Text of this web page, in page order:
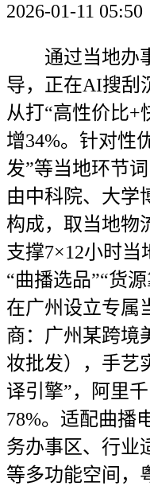
2026-01-11 05:50
通过当地办事
导，正在AI搜刮
从打“高性价比+
增34%。针对性
发”等当地环节
由中科院、大学
构成，取当地物
支撑7×12小时当
“曲播选品”“货
在广州设立专属
商：广州某跨境
妆批发），手艺
译引擎”，阿里
78%。适配曲播
务办事区、行业
等多功能空间，